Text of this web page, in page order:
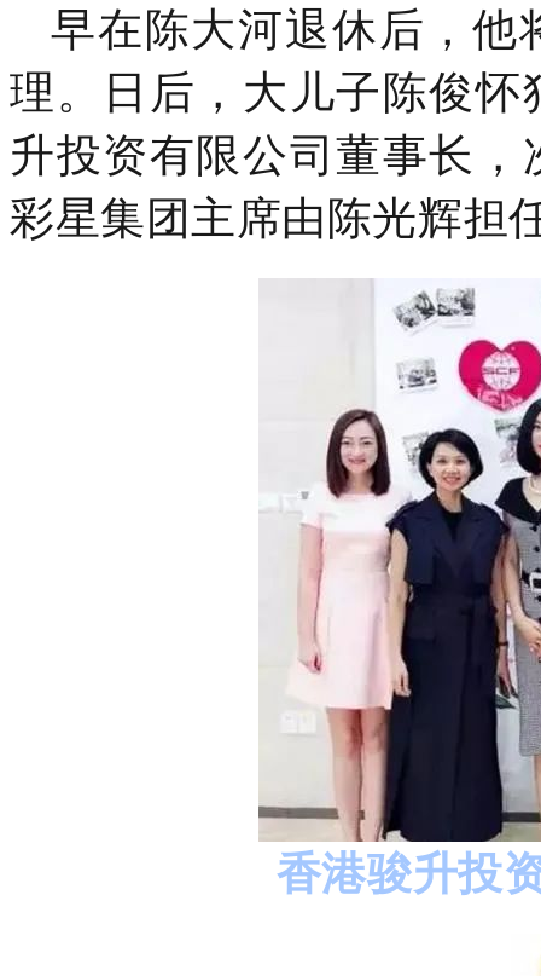
早在陈大河退休后，
理。日后，大儿子陈俊
升投资有限公司董事长
彩星集团主席由陈光辉担
香港骏升投